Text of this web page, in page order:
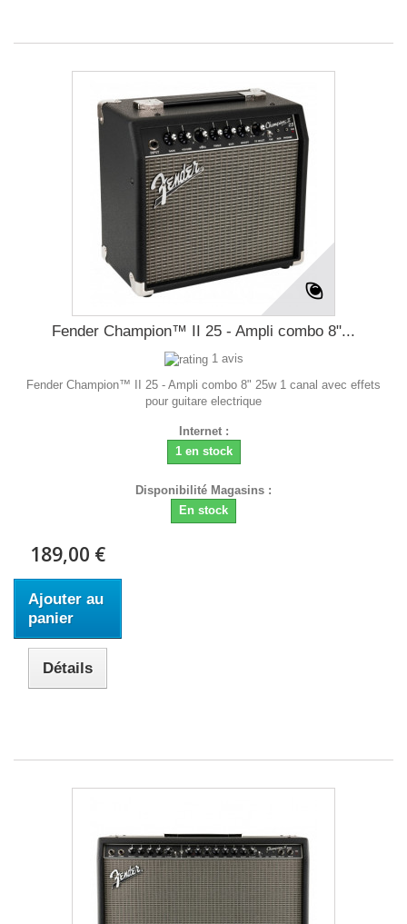
Fender Champion™ II 25 - Ampli combo 8"...
1 avis
Fender Champion™ II 25 - Ampli combo 8" 25w 1 canal avec effets
pour guitare electrique
Internet :
1 en stock
Disponibilité Magasins :
En stock
189,00 €
Ajouter au
panier
Détails